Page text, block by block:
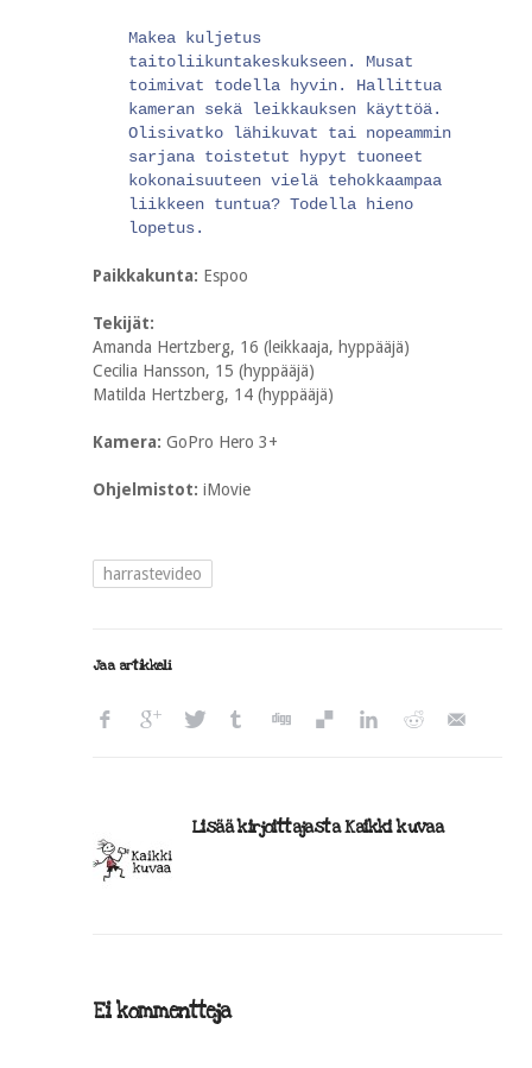
Makea kuljetus
taitoliikuntakeskukseen. Musat
toimivat todella hyvin. Hallittua
kameran sekä leikkauksen käyttöä.
Olisivatko lähikuvat tai nopeammin
sarjana toistetut hypyt tuoneet
kokonaisuuteen vielä tehokkaampaa
liikkeen tuntua? Todella hieno
lopetus.
Paikkakunta: Espoo
Tekijät:
Amanda Hertzberg, 16 (leikkaaja, hyppääjä)
Cecilia Hansson, 15 (hyppääjä)
Matilda Hertzberg, 14 (hyppääjä)
Kamera: GoPro Hero 3+
Ohjelmistot: iMovie
harrastevideo
Jaa artikkeli
Lisää kirjoittajasta Kaikki kuvaa
Ei kommentteja